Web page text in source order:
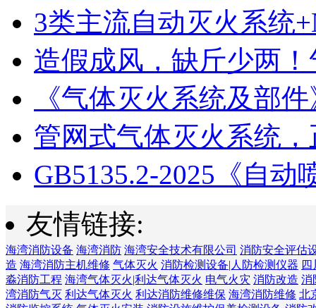
3类主流自动灭火系统
造假成风，缺斤少两！
《气体灭火系统及部件
管网式气体灭火系统，
GB5135.2-2025《自动
友情链接:
海湾消防设备 海湾消防 海湾安全技术有限公司 消防安全评估
造 海湾消防主机维修 气体灭火 消防检测设备|人防检测仪器
淼消防工程 海湾气体灭火|利达气体灭火 电气火灾 消防改造 消
湾消防气灭 利达气体灭火 利达消防维修维保 海湾消防维修 北